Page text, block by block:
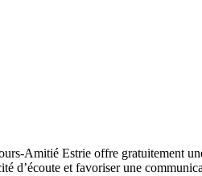
Amitié Estrie offre gratuitement
d’écoute et favoriser une